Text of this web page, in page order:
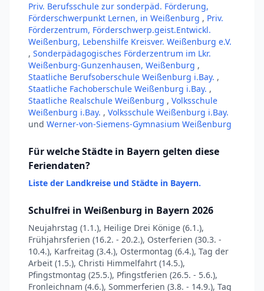
Priv. Berufsschule zur sonderpäd. Förderung,
Förderschwerpunkt Lernen, in Weißenburg , Priv.
Förderzentrum, Förderschwerp.geist.Entwickl.
Weißenburg, Lebenshilfe Kreisver. Weißenburg e.V.
, Sonderpädagogisches Förderzentrum im Lkr.
Weißenburg-Gunzenhausen, Weißenburg ,
Staatliche Berufsoberschule Weißenburg i.Bay. ,
Staatliche Fachoberschule Weißenburg i.Bay. ,
Staatliche Realschule Weißenburg , Volksschule
Weißenburg i.Bay. , Volksschule Weißenburg i.Bay.
und Werner-von-Siemens-Gymnasium Weißenburg
Für welche Städte in Bayern gelten diese
Feriendaten?
Liste der Landkreise und Städte in Bayern.
Schulfrei in Weißenburg in Bayern 2026
Neujahrstag (1.1.), Heilige Drei Könige (6.1.),
Frühjahrsferien (16.2. - 20.2.), Osterferien (30.3. -
10.4.), Karfreitag (3.4.), Ostermontag (6.4.), Tag der
Arbeit (1.5.), Christi Himmelfahrt (14.5.),
Pfingstmontag (25.5.), Pfingstferien (26.5. - 5.6.),
Fronleichnam (4.6.), Sommerferien (3.8. - 14.9.), Tag